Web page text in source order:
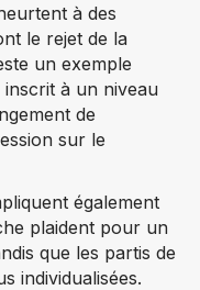
à des
le rejet de la
un exemple
à un niveau
de
sur le
également
plaident pour un
que les partis de
individualisées.